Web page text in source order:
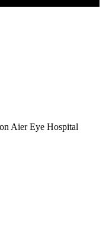
Aier Eye Hospital